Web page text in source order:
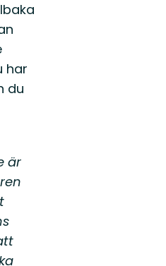
har
du
är